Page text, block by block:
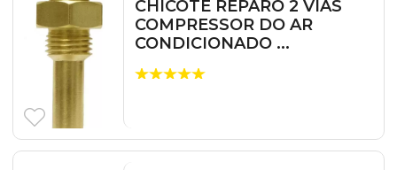
CHICOTE REPARO 2 VIAS
COMPRESSOR DO AR
CONDICIONADO ...